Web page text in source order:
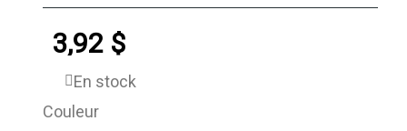
3,92 $
En stock
Couleur